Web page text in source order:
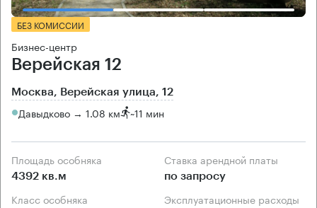
БЕЗ КОМИССИИ
Бизнес-центр
Верейская 12
Москва, Верейская улица, 12
Давыдково → 1.08 км ~11 мин
Площадь особняка
4392 кв.м
Ставка арендной платы
по запросу
Класс особняка Эксплуатационные расходы